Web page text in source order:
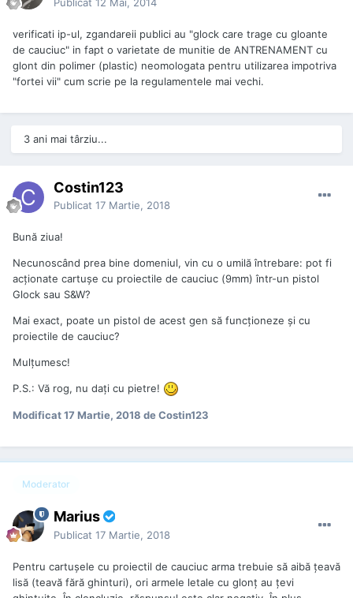
verificati ip-ul, zgandareii publici au "glock care trage cu gloante
de cauciuc" in fapt o varietate de munitie de ANTRENAMENT cu
glont din polimer (plastic) neomologata pentru utilizarea impotriva
"fortei vii" cum scrie pe la regulamentele mai vechi.
3 ani mai târziu...
Costin123
Publicat 17 Martie, 2018
Bună ziua!
Necunoscând prea bine domeniul, vin cu o umilă întrebare: pot fi
acționate cartușe cu proiectile de cauciuc (9mm) într-un pistol
Glock sau S&W?
Mai exact, poate un pistol de acest gen să funcționeze și cu
proiectile de cauciuc?
Mulțumesc!
P.S.: Vă rog, nu dați cu pietre!
Modificat17 Martie, 2018 de Costin123
Moderator
Marius
Publicat 17 Martie, 2018
Pentru cartușele cu proiectil de cauciuc arma trebuie să aibă țeavă
lisă (teavă fără ghinturi), ori armele letale cu glonț au țevi